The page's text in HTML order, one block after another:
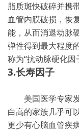
脂质斑快破碎并携
血管内膜破损，恢
能，从而消退动脉
弹性得到最大程度
称为“抗动脉硬化因
3.长寿因子
美国医学专家发
白高的家族几乎可
更少有心脑血管疾